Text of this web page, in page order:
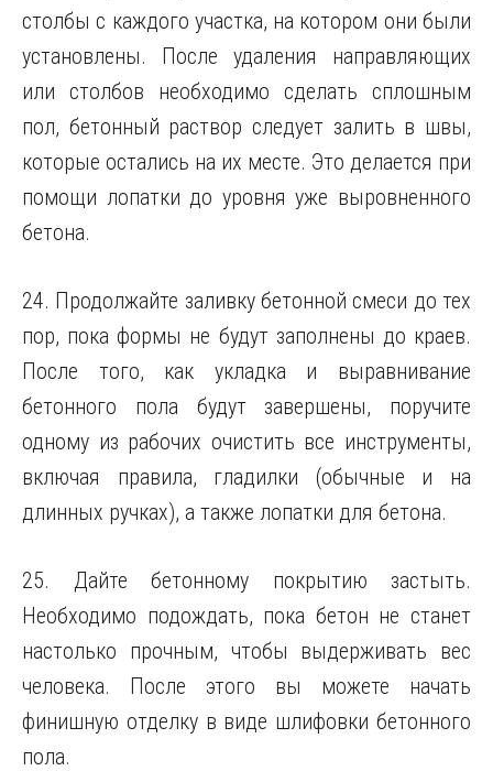
столбы с каждого участка, на котором они были
установлены. После удаления направляющих
или столбов необходимо сделать сплошным
пол, бетонный раствор следует залить в швы,
которые остались на их месте. Это делается при
помощи лопатки до уровня уже выровненного
бетона.
24. Продолжайте заливку бетонной смеси до тех
пор, пока формы не будут заполнены до краев.
После того, как укладка и выравнивание
бетонного пола будут завершены, поручите
одному из рабочих очистить все инструменты,
включая правила, гладилки (обычные и на
длинных ручках), а также лопатки для бетона.
25. Дайте бетонному покрытию застыть.
Необходимо подождать, пока бетон не станет
настолько прочным, чтобы выдерживать вес
человека. После этого вы можете начать
финишную отделку в виде шлифовки бетонного
пола.